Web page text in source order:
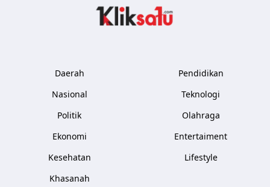
Daerah
Nasional
Politik
Ekonomi
Kesehatan
Khasanah
Pendidikan
Teknologi
Olahraga
Entertaiment
Lifestyle